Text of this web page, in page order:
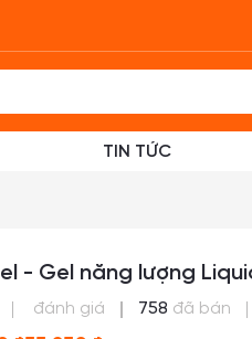
TIN TỨC
- Gel năng lượng
đánh giá 758 đã bán